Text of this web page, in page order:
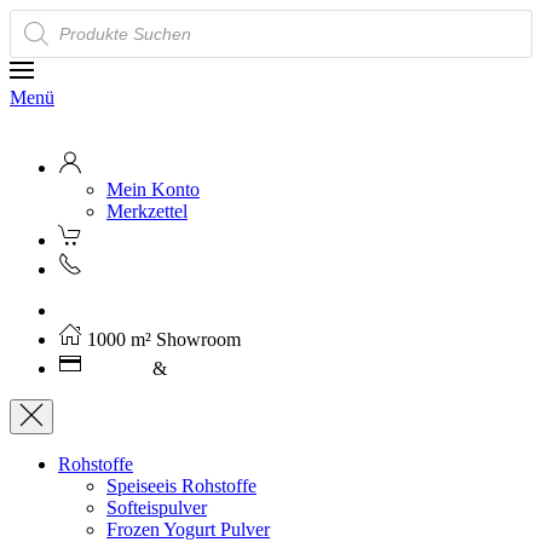
Products
search
Menü
Mein Konto
Merkzettel
1000 m² Showroom
&
Rohstoffe
Speiseeis Rohstoffe
Softeispulver
Frozen Yogurt Pulver